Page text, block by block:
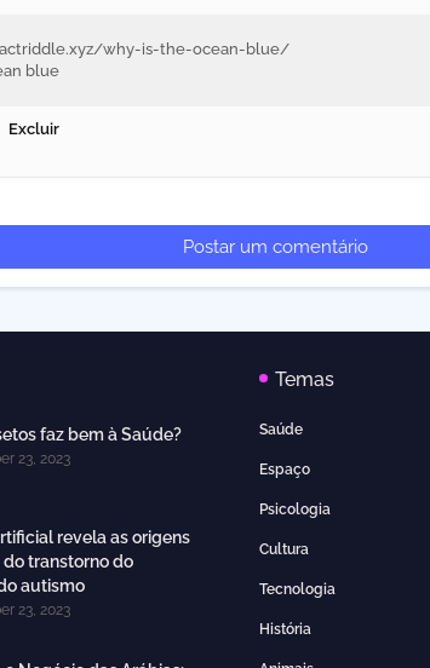
why-is-the-ocean-blue/
blue
Excluir
Postar um comentário
faz bem à Saúde?
23, 2023
revela as origens
transtorno do
autismo
23, 2023
Temas
Saúde
Espaço
Psicologia
Cultura
Tecnologia
História